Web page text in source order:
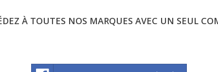
À TOUTES NOS MARQUES AVEC UN SEUL